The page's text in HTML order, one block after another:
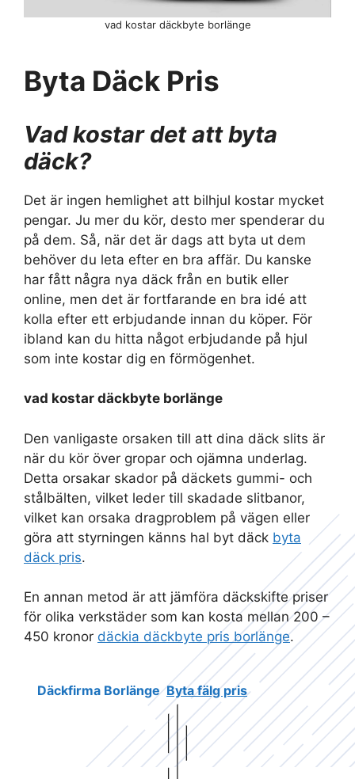
Byta Däck Pris
Vad kostar det att byta
däck?
Det är ingen hemlighet att bilhjul kostar mycket
pengar. Ju mer du kör, desto mer spenderar du
på dem. Så, när det är dags att byta ut dem
behöver du leta efter en bra affär. Du kanske
har fått några nya däck från en butik eller
online, men det är fortfarande en bra idé att
kolla efter ett erbjudande innan du köper. För
ibland kan du hitta något erbjudande på hjul
som inte kostar dig en förmögenhet.
vad kostar däckbyte borlänge
Den vanligaste orsaken till att dina däck slits är
när du kör över gropar och ojämna underlag.
Detta orsakar skador på däckets gummi- och
stålbälten, vilket leder till skadade slitbanor,
vilket kan orsaka dragproblem på vägen eller
göra att styrningen känns hal byt däck byta
däck pris.
En annan metod är att jämföra däckskifte priser
för olika verkstäder som kan kosta mellan 200 –
450 kronor däckia däckbyte pris borlänge.
Däckfirma Borlänge Byta fälg pris
vad kostar däckbyte borlänge